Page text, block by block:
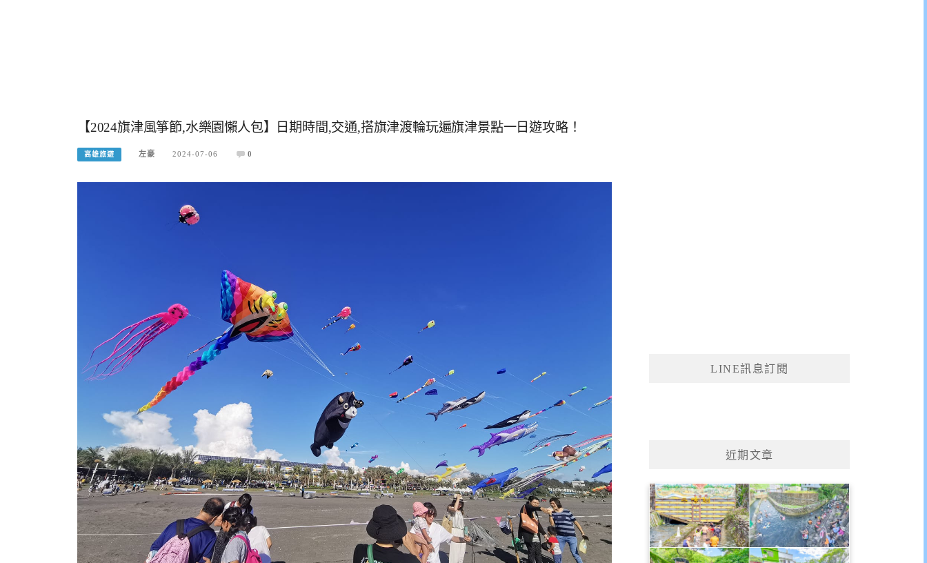
【2024旗津風箏節,水樂園懶人包】日期時間,交通,搭旗津渡輪玩遍旗津景點一日遊攻略！
高雄旅遊 左豪 2024-07-06 0
LINE訊息訂閱
近期文章